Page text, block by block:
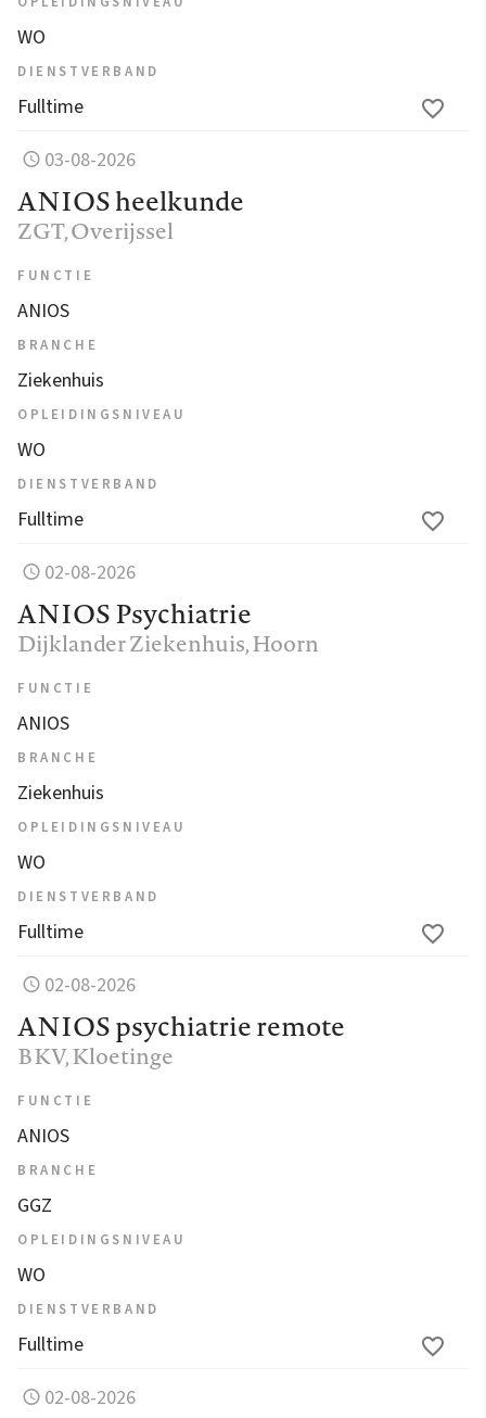
WO
DIENSTVERBAND
Fulltime
03-08-2026
ANIOS heelkunde
ZGT, Overijssel
FUNCTIE
ANIOS
BRANCHE
Ziekenhuis
OPLEIDINGSNIVEAU
WO
DIENSTVERBAND
Fulltime
02-08-2026
ANIOS Psychiatrie
Dijklander Ziekenhuis, Hoorn
FUNCTIE
ANIOS
BRANCHE
Ziekenhuis
OPLEIDINGSNIVEAU
WO
DIENSTVERBAND
Fulltime
02-08-2026
ANIOS psychiatrie remote
BKV, Kloetinge
FUNCTIE
ANIOS
BRANCHE
GGZ
OPLEIDINGSNIVEAU
WO
DIENSTVERBAND
Fulltime
02-08-2026